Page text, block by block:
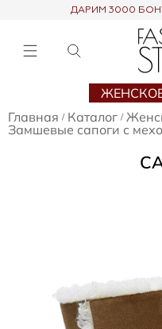
ДАРИМ 3000
Главная / Каталог /
Замшевые сапоги с